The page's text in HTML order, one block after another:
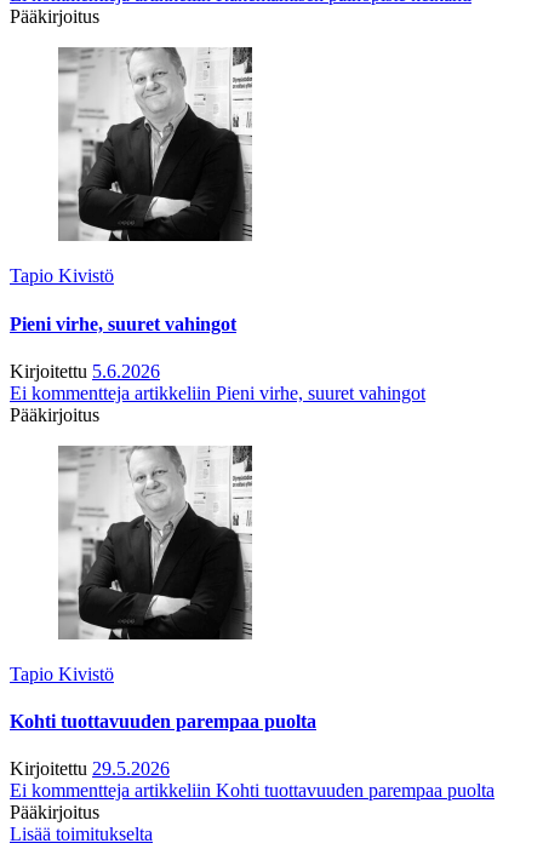
Pääkirjoitus
Tapio Kivistö
Pieni virhe, suuret vahingot
Kirjoitettu 5.6.2026
Ei kommentteja artikkeliin Pieni virhe, suuret vahingot
Pääkirjoitus
Tapio Kivistö
Kohti tuottavuuden parempaa puolta
Kirjoitettu 29.5.2026
Ei kommentteja artikkeliin Kohti tuottavuuden parempaa puolta
Pääkirjoitus
Lisää toimitukselta